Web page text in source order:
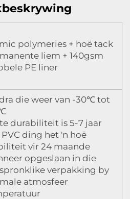
polymeries + hoë tack
liem + 140gsm
PE liner
die weer van -30℃ tot
durabiliteit is 5-7 jaar
PVC ding het 'n hoë
vir 24 maande
opgeslaan in die
verpakking by
atmosfeer